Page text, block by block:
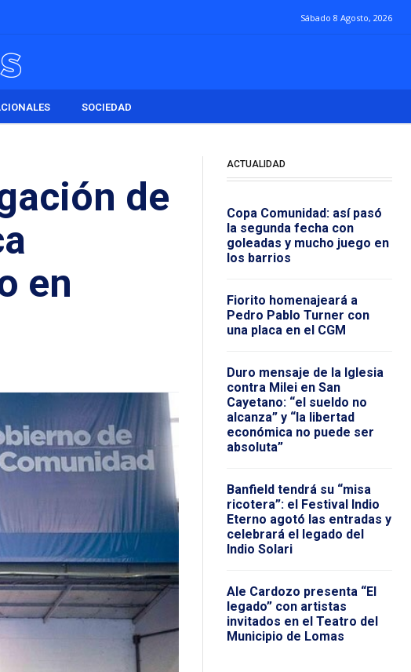
Sábado 8 Agosto, 2026
SOCIEDAD
de
en
ACTUALIDAD
Copa Comunidad: así pasó
la segunda fecha con
goleadas y mucho juego en
los barrios
Fiorito homenajeará a
Pedro Pablo Turner con
una placa en el CGM
Duro mensaje de la Iglesia
contra Milei en San
Cayetano: “el sueldo no
alcanza” y “la libertad
económica no puede ser
absoluta”
Banfield tendrá su “misa
ricotera”: el Festival Indio
Eterno agotó las entradas y
celebrará el legado del
Indio Solari
Ale Cardozo presenta “El
legado” con artistas
invitados en el Teatro del
Municipio de Lomas